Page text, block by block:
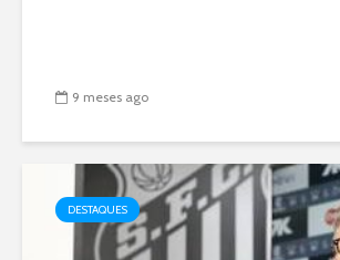
9 meses ago
DESTAQUES